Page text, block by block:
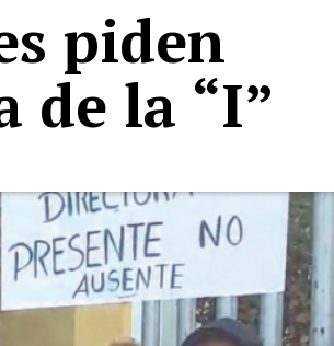
piden
de la “I”